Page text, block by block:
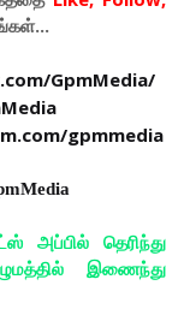
GpmMedia/
gpmmedia
அப்பில் தெரிந்து
இணைந்து